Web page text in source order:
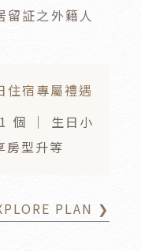
証之外籍人
宿專屬禮遇
個 ｜ 生日小
房型升等
PLAN ❯